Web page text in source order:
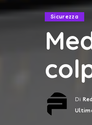
Sicurezza
by
Di